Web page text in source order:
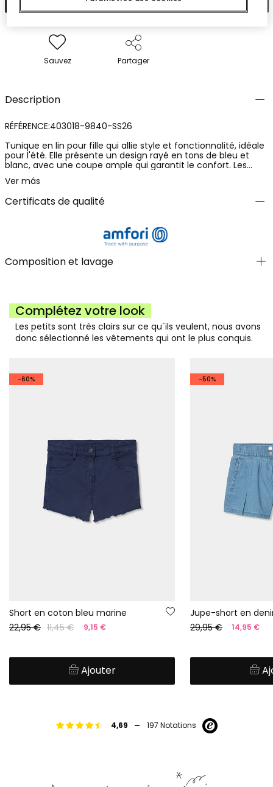
Sauvez Partager
Description
RÉFÉRENCE:403018-9840-SS26
Tunique en lin pour fille qui allie style et fonctionnalité, idéale
pour l'été. Elle présente un design rayé en tons de bleu et
blanc, avec une coupe ample qui garantit le confort. Les
manches ont un délicat volant qui ajoute une touche
élégante. Disponible en tailles allant de 12 mois à 14 ans, elle
s'adapte à divers âges. Elle est fabriquée à partir d'un
matériau léger, parfait pour rester au frais lors des journées
Ver más
Certificats de qualité
Composition et lavage
Complétez votre look
Les petits sont très clairs sur ce qu´ils veulent, nous avons
donc sélectionné les vêtements qui ont le plus conquis.
-60%
Short en coton bleu marine
22,95 € 11,45 € 9,15 €
Ajouter
-50%
Jupe-short en
29,95 €
14,95 €
4,69 - 197 Notations